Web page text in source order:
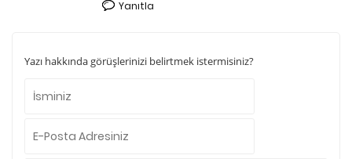
Yanıtla
Yazı hakkında görüşlerinizi belirtmek istermisiniz?